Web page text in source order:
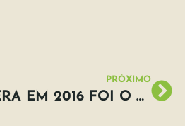
PRÓXIMO
NÍVEL DE CO2 NA ATMOSFERA EM 2016 FOI O MAIS ALTO EM 800 MIL ANOS, DIZ RELATÓRIO